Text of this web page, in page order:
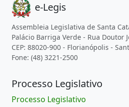
e-Legis
Assembleia Legislativa de Santa
Palácio Barriga Verde - Rua Doutor
CEP: 88020-900 - Florianópolis -
Fone: (48) 3221-2500
Processo Legislativo
Processo Legislativo